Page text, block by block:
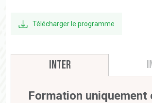
Télécharger le programme
Inter
Formation uniquement